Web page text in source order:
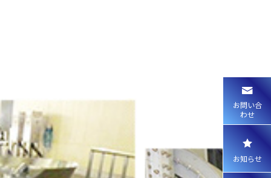
お問い合
わせ
お知らせ